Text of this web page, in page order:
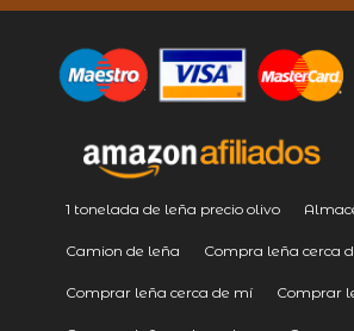
1 tonelada de leña precio olivo
Camion de leña Compra leña cerca
Comprar leña cerca de mí Comprar